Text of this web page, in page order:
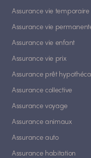
Assurance vie temporaire
Assurance vie
Assurance vie enfant
Assurance vie prix
Assurance prêt
Assurance collective
Assurance voyage
Assurance animaux
Assurance auto
Assurance habitation